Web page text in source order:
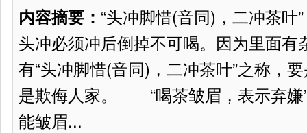
内容摘要： “头冲脚惜(音同)，二冲茶
头冲必须冲后倒掉不可喝。因为里面有
有“头冲脚惜(音同)，二冲茶叶”之称，
是欺侮人家。 “喝茶皱眉，表示弃
能皱眉...